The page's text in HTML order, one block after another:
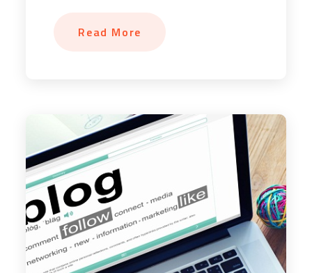
Read More